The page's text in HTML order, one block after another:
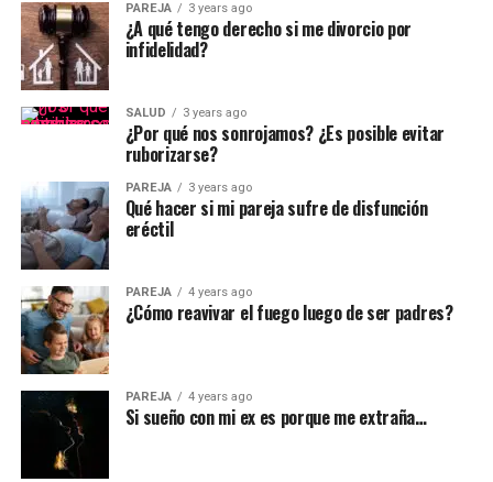
PAREJA 3 years ago
¿A qué tengo derecho si me divorcio por
infidelidad?
SALUD 3 years ago
¿Por qué nos sonrojamos? ¿Es posible evitar
ruborizarse?
PAREJA 3 years ago
Qué hacer si mi pareja sufre de disfunción
eréctil
PAREJA 4 years ago
¿Cómo reavivar el fuego luego de ser padres?
PAREJA 4 years ago
Si sueño con mi ex es porque me extraña…